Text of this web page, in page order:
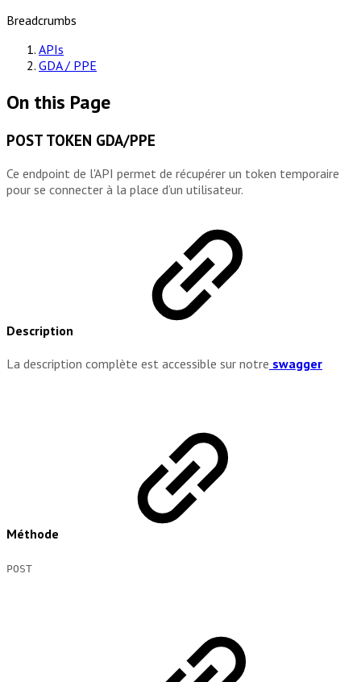
Breadcrumbs
APIs
GDA / PPE
On this Page
POST TOKEN GDA/PPE
Ce endpoint de l'API permet de récupérer un token temporaire
pour se connecter à la place d’un utilisateur.
Description
La description complète est accessible sur notre swagger
Méthode
POST